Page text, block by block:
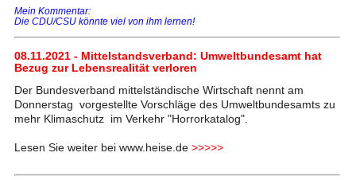
Mein Kommentar:
Die CDU/CSU könnte viel von ihm lernen!
08.11.2021 - Mittelstandsverband: Umweltbundesamt hat
Bezug zur Lebensrealität verloren
Der Bundesverband mittelständische Wirtschaft nennt am
Donnerstag vorgestellte Vorschläge des Umweltbundesamts zu
mehr Klimaschutz im Verkehr "Horrorkatalog".
Lesen Sie weiter bei www.heise.de >>>>>